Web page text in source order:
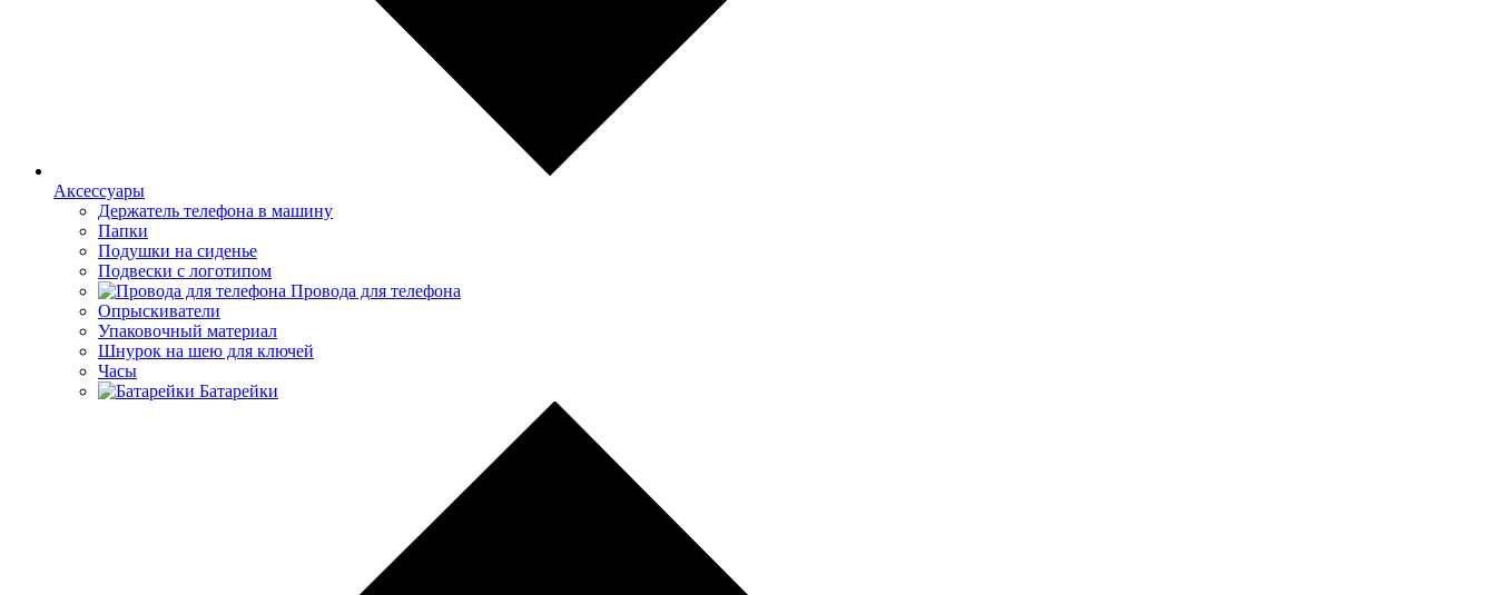
Аксессуары
Держатель телефона в машину
Папки
Подушки на сиденье
Подвески с логотипом
Провода для телефона
Опрыскиватели
Упаковочный материал
Шнурок на шею для ключей
Часы
Батарейки